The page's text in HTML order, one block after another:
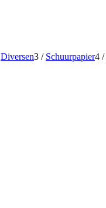
Diversen3 / Schuurpapier4 /